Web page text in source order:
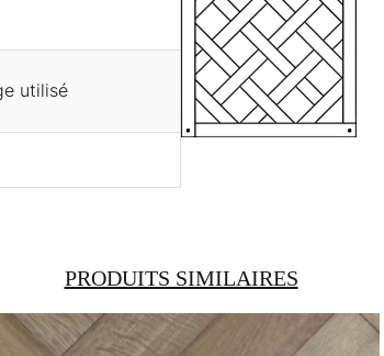
utilisé
PRODUITS SIMILAIRES